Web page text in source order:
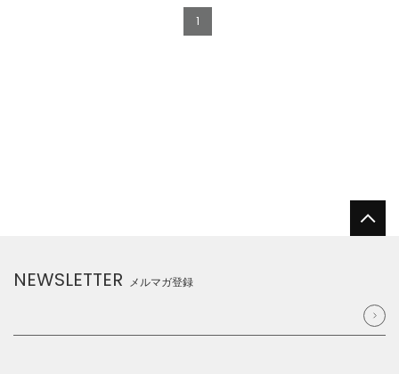
1
NEWSLETTER メルマガ登録